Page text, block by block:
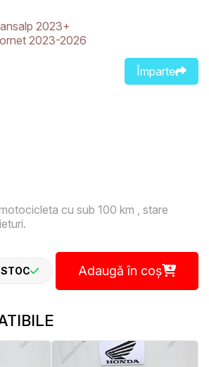
2023+
2023-2026
Împarte
cu sub 100 km , stare
Adaugă în coș